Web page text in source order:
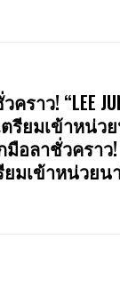
ราว! “LEE
เตรียมเข้าห
อลาชั่วคราว!
รียมเข้าหน่ว